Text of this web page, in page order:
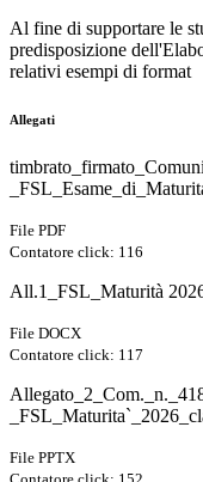
Al fine di supportare le
predisposizione
relativi esempi di format
Allegati
File PDF
Contatore click: 116
All.1_FSL_Maturità
File DOCX
Contatore click: 117
File PPTX